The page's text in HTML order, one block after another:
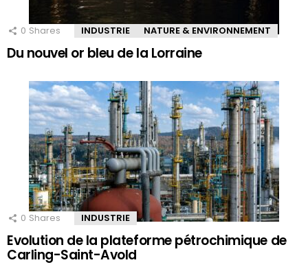
0 Shares INDUSTRIE NATURE & ENVIRONNEMENT
Du nouvel or bleu de la Lorraine
0 Shares INDUSTRIE
Evolution de la plateforme pétrochimique de
Carling-Saint-Avold